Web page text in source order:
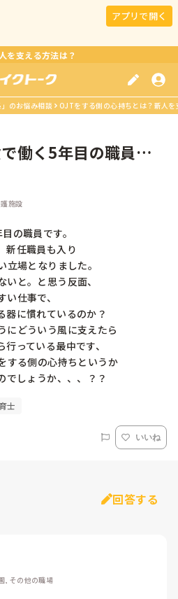
アプリで開く
を支える方法は？
」のお悩み相談 OJTをする側の心持ちとは？新人
働く5年目の職員で
施設
の職員です。
新任職員も入り
場となりました。
と。と思う反面、
仕事で、
器に慣れているのか？
にどういう風に支えたら
っている最中です、
する側の心持ちというか
でしょうか、、、？？
士
いいね
回答する
, その他の職場